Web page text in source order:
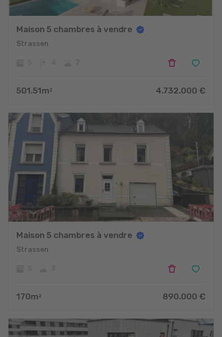
Maison 5 chambres à vendre
Strassen
501.51m 2 4.732.000 €
Maison 5 chambres à vendre
Strassen
170m 2 890.000 €